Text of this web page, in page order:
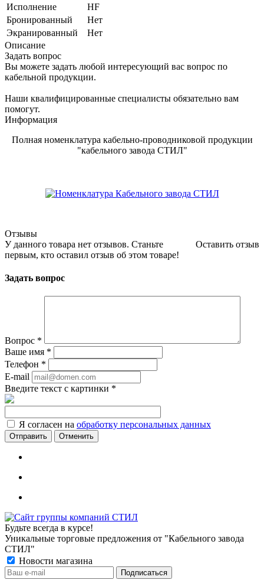
Исполнение
HF
Бронированный
Нет
Экранированный
Нет
Описание
Задать вопрос
Вы можете задать любой интересующий вас вопрос по
кабельной продукции.
Наши квалифицированные специалисты обязательно вам
помогут.
Информация
Полная номенклатура кабельно-проводниковой продукции
"кабельного завода СТИЛ"
Отзывы
Оставить отзыв
У данного товара нет отзывов. Станьте
первым, кто оставил отзыв об этом товаре!
Задать вопрос
Вопрос *
Ваше имя *
Телефон *
E-mail
Введите текст с картинки *
Я согласен на обработку персональных данных
Отменить
Будьте всегда в курсе!
Уникальные торговые предложения от "Кабельного завода
СТИЛ"
Новости магазина